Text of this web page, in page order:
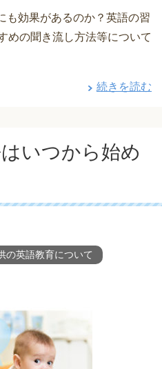
も効果があるのか？英語の習
めの聞き流し方法等について
続きを読む
いつから始め
の英語教育について